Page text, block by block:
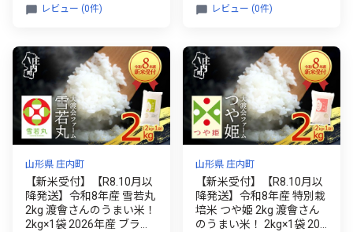
原点、亀の尾発祥の地 庄
レビュー (0件)
リの原点、亀の尾発祥の地
レビュー (0件)
山形県 庄内町
【新米受付】【R8.10月以
降発送】令和8年産 雪若丸
2kg 渡會さんのうまい米！
2kg×1袋 2026年産 ブラン
山形県 庄内町
【新米受付】【R8.10月以
降発送】令和8年産 特別栽
培米 つや姫 2kg 渡會さん
のうまい米！ 2kg×1袋 202